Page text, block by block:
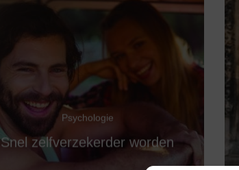
Psychologie
Snel zelfverzekerder worden